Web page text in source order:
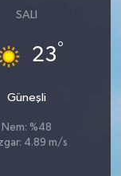
SALI
23°
Güneşli
Nem: %48
4.89 m/s